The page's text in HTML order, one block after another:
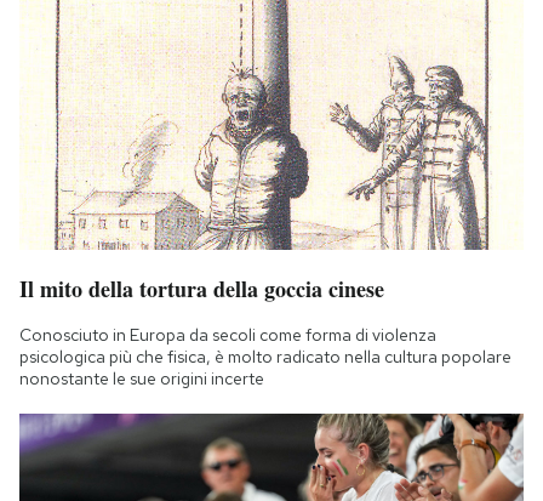
Il mito della tortura della goccia cinese
Conosciuto in Europa da secoli come forma di violenza
psicologica più che fisica, è molto radicato nella cultura popolare
nonostante le sue origini incerte